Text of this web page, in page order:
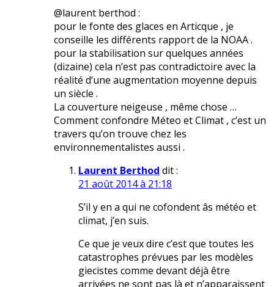
@laurent berthod :
pour le fonte des glaces en Articque , je
conseille les différents rapport de la NOAA .
pour la stabilisation sur quelques années
(dizaine) cela n’est pas contradictoire avec la
réalité d’une augmentation moyenne depuis
un siècle .
La couverture neigeuse , même chose …
Comment confondre Méteo et Climat , c’est un
travers qu’on trouve chez les
environnementalistes aussi .
Laurent Berthod dit :
21 août 2014 à 21:18
S’il y en a qui ne cofondent âs météo et
climat, j’en suis.
Ce que je veux dire c’est que toutes les
catastrophes prévues par les modèles
giecistes comme devant déjà être
arrivées ne sont pas là et n’apparaissent